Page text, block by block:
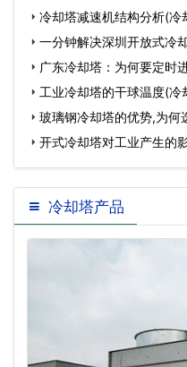
冷却塔减速机结构分析(
一分钟解决深圳开放式冷
布…广东冷却塔：为何要定时
养吗)…
工业冷却塔的干球温度(
玻璃钢冷却塔的优势,为
开式冷却塔对工业产生的
冷却塔产品